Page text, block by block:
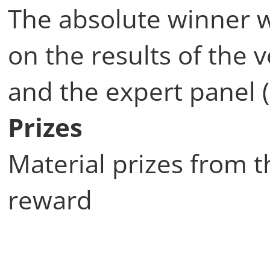
The absolute winner
on the results of the
and the expert panel
Prizes
Material prizes from
reward